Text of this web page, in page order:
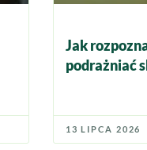
Jak
podrażniać
13 LIPCA 2026